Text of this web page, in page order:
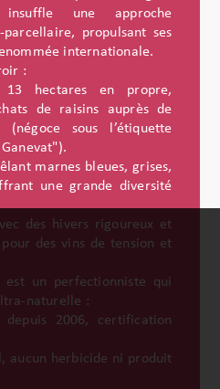
une approche
propulsant ses
internationale.
:
hectares en propre,
de raisins auprès de
(négoce sous l’étiquette
marnes bleues, grises,
une grande diversité
des hivers rigoureux et
des vins de tension et
est un perfectionniste qui
naturelle :
depuis 2006, certification
aucun herbicide ni produit